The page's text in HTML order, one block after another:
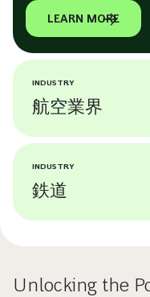
LEARN MORE
INDUSTRY
航空業界
INDUSTRY
鉄道
Unlocking the